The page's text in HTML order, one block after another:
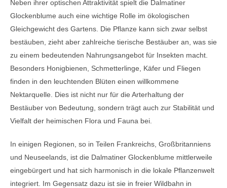
Neben ihrer optischen Attraktivität spielt die Dalmatiner
Glockenblume auch eine wichtige Rolle im ökologischen
Gleichgewicht des Gartens. Die Pflanze kann sich zwar selbst
bestäuben, zieht aber zahlreiche tierische Bestäuber an, was sie
zu einem bedeutenden Nahrungsangebot für Insekten macht.
Besonders Honigbienen, Schmetterlinge, Käfer und Fliegen
finden in den leuchtenden Blüten einen willkommene
Nektarquelle. Dies ist nicht nur für die Arterhaltung der
Bestäuber von Bedeutung, sondern trägt auch zur Stabilität und
Vielfalt der heimischen Flora und Fauna bei.
In einigen Regionen, so in Teilen Frankreichs, Großbritanniens
und Neuseelands, ist die Dalmatiner Glockenblume mittlerweile
eingebürgert und hat sich harmonisch in die lokale Pflanzenwelt
integriert. Im Gegensatz dazu ist sie in freier Wildbahn in